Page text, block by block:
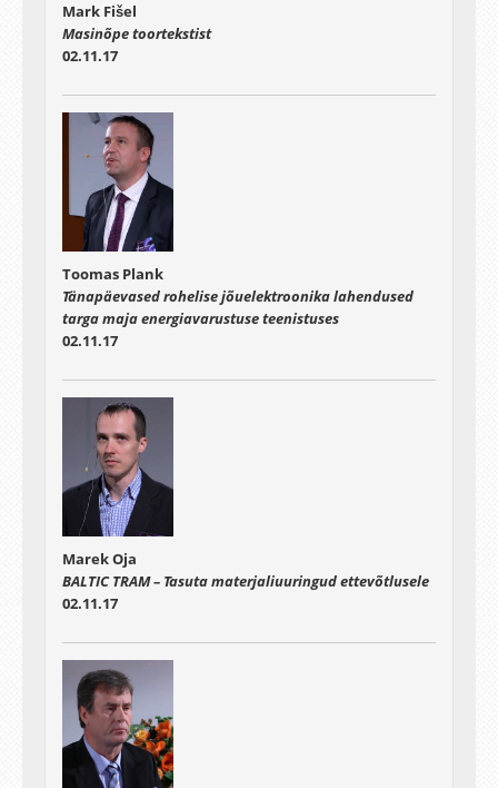
Mark Fišel
Masinõpe toortekstist
02.11.17
Toomas Plank
Tänapäevased rohelise jõuelektroonika lahendused
targa maja energiavarustuse teenistuses
02.11.17
Marek Oja
BALTIC TRAM – Tasuta materjaliuuringud ettevõtlusele
02.11.17